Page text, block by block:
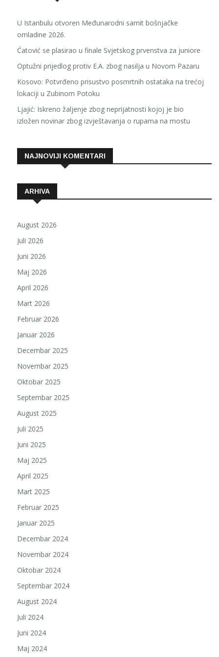
U Istanbulu otvoren Međunarodni samit bošnjačke
omladine 2026.
Ćatović se plasirao u finale Svjetskog prvenstva za juniore
Optužni prijedlog protiv E.A. zbog nasilja u Novom Pazaru
Kosovo: Potvrđeno prisustvo posmrtnih ostataka na trećoj
lokaciji u Zubinom Potoku
Ljajić: Iskreno žaljenje zbog neprijatnosti kojoj je bio
izložen novinar zbog izvještavanja o rupama na mostu
NAJNOVIJI KOMENTARI
ARHIVA
August 2026
Juli 2026
Juni 2026
Maj 2026
April 2026
Mart 2026
Februar 2026
Januar 2026
Decembar 2025
Novembar 2025
Oktobar 2025
Septembar 2025
August 2025
Juli 2025
Juni 2025
Maj 2025
April 2025
Mart 2025
Februar 2025
Januar 2025
Decembar 2024
Novembar 2024
Oktobar 2024
Septembar 2024
August 2024
Juli 2024
Juni 2024
Maj 2024